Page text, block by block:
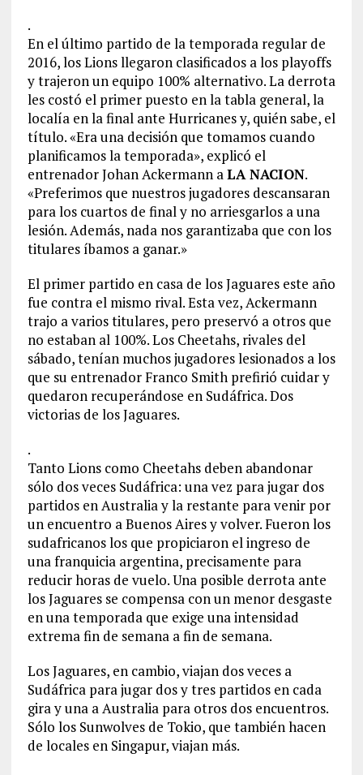
.
En el último partido de la temporada regular de
2016, los Lions llegaron clasificados a los playoffs
y trajeron un equipo 100% alternativo. La derrota
les costó el primer puesto en la tabla general, la
localía en la final ante Hurricanes y, quién sabe, el
título. «Era una decisión que tomamos cuando
planificamos la temporada», explicó el
entrenador Johan Ackermann aLA NACION.
«Preferimos que nuestros jugadores descansaran
para los cuartos de final y no arriesgarlos a una
lesión. Además, nada nos garantizaba que con los
titulares íbamos a ganar.»
El primer partido en casa de los Jaguares este año
fue contra el mismo rival. Esta vez, Ackermann
trajo a varios titulares, pero preservó a otros que
no estaban al 100%. Los Cheetahs, rivales del
sábado, tenían muchos jugadores lesionados a los
que su entrenador Franco Smith prefirió cuidar y
quedaron recuperándose en Sudáfrica. Dos
victorias de los Jaguares.
.
Tanto Lions como Cheetahs deben abandonar
sólo dos veces Sudáfrica: una vez para jugar dos
partidos en Australia y la restante para venir por
un encuentro a Buenos Aires y volver. Fueron los
sudafricanos los que propiciaron el ingreso de
una franquicia argentina, precisamente para
reducir horas de vuelo. Una posible derrota ante
los Jaguares se compensa con un menor desgaste
en una temporada que exige una intensidad
extrema fin de semana a fin de semana.
Los Jaguares, en cambio, viajan dos veces a
Sudáfrica para jugar dos y tres partidos en cada
gira y una a Australia para otros dos encuentros.
Sólo los Sunwolves de Tokio, que también hacen
de locales en Singapur, viajan más.